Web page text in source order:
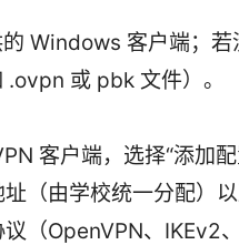
Windows 客户端；
或 pbk 文件）。
客户端，选择“添加配
（由学校统一分配）
议（OpenVPN、IKEv2